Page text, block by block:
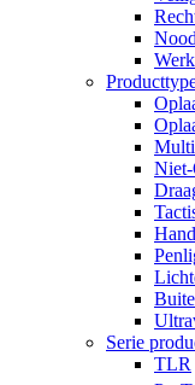
Niet-
Serie
TLR